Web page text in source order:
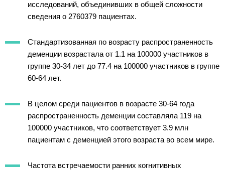
исследований, объединивших в общей сложности
сведения о 2760379 пациентах.
Стандартизованная по возрасту распространенность
деменции возрастала от 1.1 на 100000 участников в
группе 30-34 лет до 77.4 на 100000 участников в группе
60-64 лет.
В целом среди пациентов в возрасте 30-64 года
распространенность деменции составляла 119 на
100000 участников, что соответствует 3.9 млн
пациентам с деменцией этого возраста во всем мире.
Частота встречаемости ранних когнитивных